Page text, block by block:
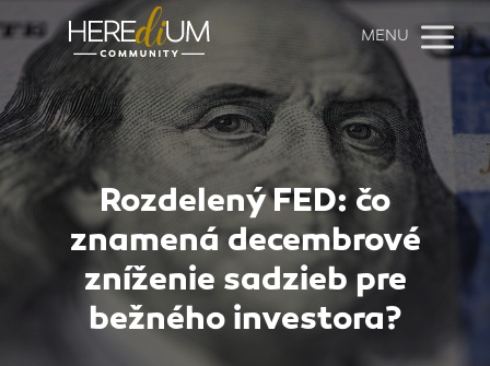
MENU
Rozdelený FED: čo
znamená decembrové
zníženie sadzieb pre
bežného investora?